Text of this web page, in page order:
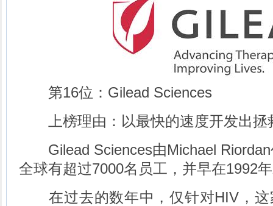
第16位：Gilead Sciences
上榜理由：以最快的速度开发出拯
Gilead Sciences由Michael Riordan
全球有超过7000名员工，并早在1992
在过去的数年中，仅针对HIV，这